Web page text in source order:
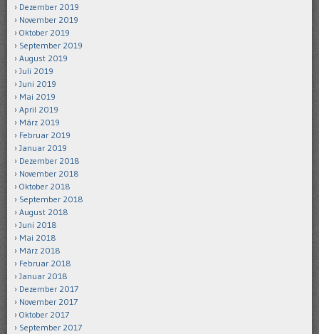
Dezember 2019
November 2019
Oktober 2019
September 2019
August 2019
Juli 2019
Juni 2019
Mai 2019
April 2019
März 2019
Februar 2019
Januar 2019
Dezember 2018
November 2018
Oktober 2018
September 2018
August 2018
Juni 2018
Mai 2018
März 2018
Februar 2018
Januar 2018
Dezember 2017
November 2017
Oktober 2017
September 2017